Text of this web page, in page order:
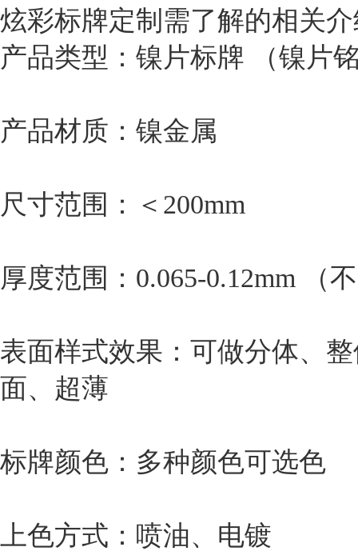
炫彩标牌定制需了解的相关
产品类型：镍片标牌 （镍片
产品材质：镍金属
尺寸范围：＜200mm
厚度范围：0.065-0.12mm （
表面样式效果：可做分体、
面、超薄
标牌颜色：多种颜色可选色
上色方式：喷油、电镀